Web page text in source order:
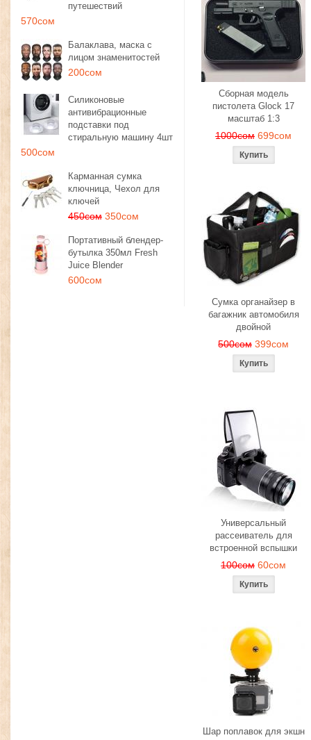
путешествий
570сом
Балаклава, маска с
лицом знаменитостей
200сом
Силиконовые
антивибрационные
подставки под
стиральную машину 4шт
500сом
Карманная сумка
ключница, Чехол для
ключей
450сом 350сом
Портативный блендер-
бутылка 350мл Fresh
Juice Blender
600сом
Сборная модель
пистолета Glock 17
масштаб 1:3
1000сом 699сом
Сумка органайзер в
багажник автомобиля
двойной
500сом 399сом
Универсальный
рассеиватель для
встроенной вспышки
100сом 60сом
Шар поплавок для экшн